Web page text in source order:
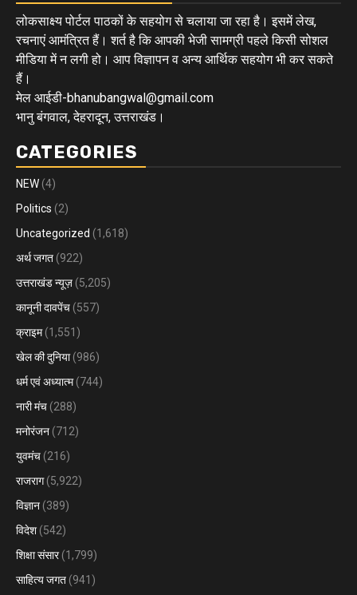
लोकसाक्ष्य पोर्टल पाठकों के सहयोग से चलाया जा रहा है। इसमें लेख,
रचनाएं आमंत्रित हैं। शर्त है कि आपकी भेजी सामग्री पहले किसी सोशल
मीडिया में न लगी हो। आप विज्ञापन व अन्य आर्थिक सहयोग भी कर सकते
हैं।
मेल आईडी-bhanubangwal@gmail.com
भानु बंगवाल, देहरादून, उत्तराखंड।
CATEGORIES
NEW (4)
Politics (2)
Uncategorized (1,618)
अर्थ जगत (922)
उत्तराखंड न्यूज़ (5,205)
कानूनी दावपेंच (557)
क्राइम(1,551)
खेल की दुनिया(986)
धर्म एवं अध्यात्म(744)
नारी मंच (288)
मनोरंजन (712)
युवमंच (216)
राजराग(5,922)
विज्ञान (389)
विदेश (542)
शिक्षा संसार(1,799)
साहित्य जगत (941)